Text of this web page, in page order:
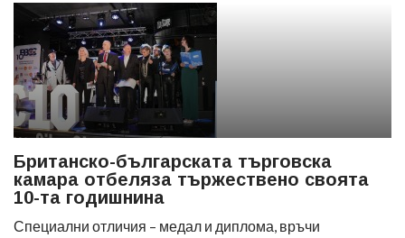
Британско-българската търговска
камара отбеляза тържествено своята
10-та годишнина
Специални отличия – медал и диплома, връчи